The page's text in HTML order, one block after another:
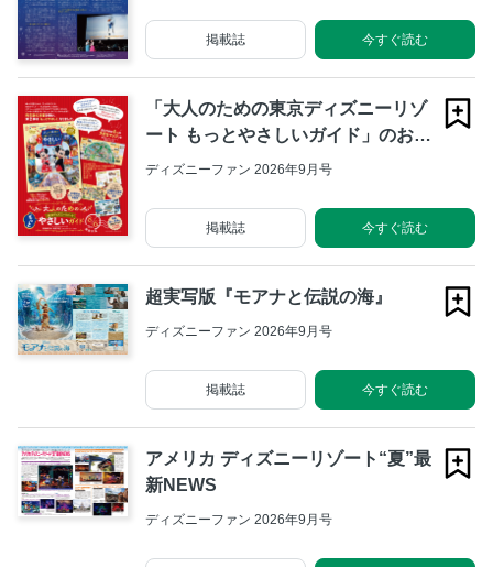
今すぐ読む
掲載誌
「大人のための東京ディズニーリゾ
ート もっとやさしいガイド」のお知
らせ
ディズニーファン 2026年9月号
今すぐ読む
掲載誌
超実写版『モアナと伝説の海』
ディズニーファン 2026年9月号
今すぐ読む
掲載誌
アメリカ ディズニーリゾート“夏”最
新NEWS
ディズニーファン 2026年9月号